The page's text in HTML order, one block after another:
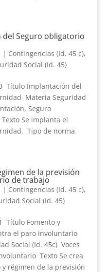
del Seguro obligatorio
| Contingencias (Id. 45 c),
Social (Id. 45)
Título Implantación del
Materia Seguridad
Seguro
Se implanta el
Tipo de norma
de la previsión
de trabajo
| Contingencias (Id. 45 c),
Social (Id. 45)
Título Fomento y
el paro involuntario
Social (Id. 45c) Voces
Texto Se crea
régimen de la previsión